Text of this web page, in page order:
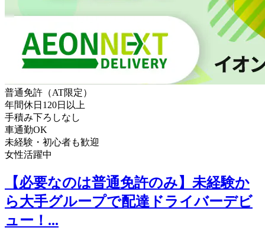
普通免許（AT限定）
年間休日120日以上
手積み下ろしなし
車通勤OK
未経験・初心者も歓迎
女性活躍中
【必要なのは普通免許のみ】未経験か
ら大手グループで配達ドライバーデビ
ュー！...